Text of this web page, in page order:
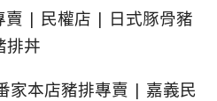
賣 | 民權店 | 日式豚骨豬
排丼
家本店豬排專賣 | 嘉義民